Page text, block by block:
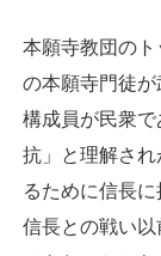
本願寺教団の
の本願寺門徒
構成員が民衆
抗」と理解さ
るために信長
信長との戦い